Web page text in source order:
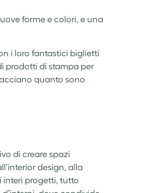
forme e colori, e una
i loro fantastici biglietti
prodotti di stampa per
quanto sono
di creare spazi
design, alla
progetti, tutto